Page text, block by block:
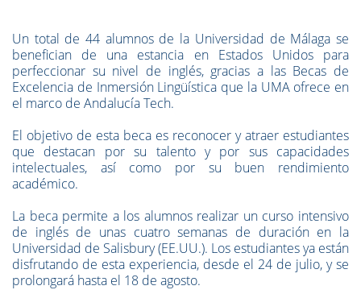
Un total de 44 alumnos de la Universidad de Málaga se
benefician de una estancia en Estados Unidos para
perfeccionar su nivel de inglés, gracias a las Becas de
Excelencia de Inmersión Lingüística que la UMA ofrece en
el marco de Andalucía Tech.
El objetivo de esta beca es reconocer y atraer estudiantes
que destacan por su talento y por sus capacidades
intelectuales, así como por su buen rendimiento
académico.
La beca permite a los alumnos realizar un curso intensivo
de inglés de unas cuatro semanas de duración en la
Universidad de Salisbury (EE.UU.). Los estudiantes ya están
disfrutando de esta experiencia, desde el 24 de julio, y se
prolongará hasta el 18 de agosto.